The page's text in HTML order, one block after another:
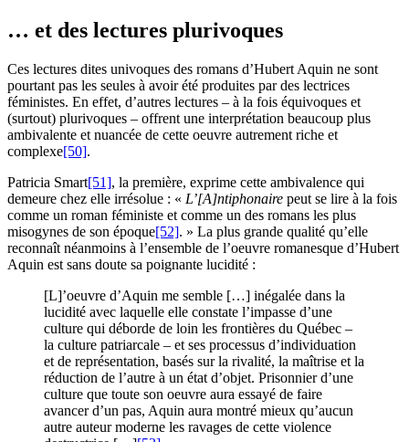
… et des lectures plurivoques
Ces lectures dites univoques des romans d’Hubert Aquin ne sont
pourtant pas les seules à avoir été produites par des lectrices
féministes. En effet, d’autres lectures – à la fois équivoques et
(surtout) plurivoques – offrent une interprétation beaucoup plus
ambivalente et nuancée de cette oeuvre autrement riche et
complexe[50].
Patricia Smart[51], la première, exprime cette ambivalence qui
demeure chez elle irrésolue : « L’[A]ntiphonaire peut se lire à la fois
comme un roman féministe et comme un des romans les plus
misogynes de son époque[52]. » La plus grande qualité qu’elle
reconnaît néanmoins à l’ensemble de l’oeuvre romanesque d’Hubert
Aquin est sans doute sa poignante lucidité :
[L]’oeuvre d’Aquin me semble […] inégalée dans la
lucidité avec laquelle elle constate l’impasse d’une
culture qui déborde de loin les frontières du Québec –
la culture patriarcale – et ses processus d’individuation
et de représentation, basés sur la rivalité, la maîtrise et la
réduction de l’autre à un état d’objet. Prisonnier d’une
culture que toute son oeuvre aura essayé de faire
avancer d’un pas, Aquin aura montré mieux qu’aucun
autre auteur moderne les ravages de cette violence